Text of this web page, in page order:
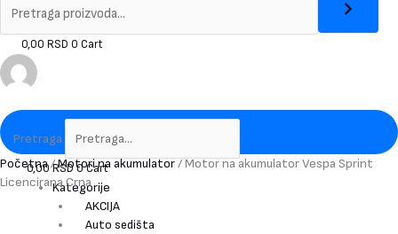
0,00 RSD 0 Cart
Pretraga
0,00RSD 0 Cart
Kategorije
AKCIJA
Auto sedišta
Početna/Motori na akumulator/ Motor na akumulator Vespa Sprint
Licencirana Crna